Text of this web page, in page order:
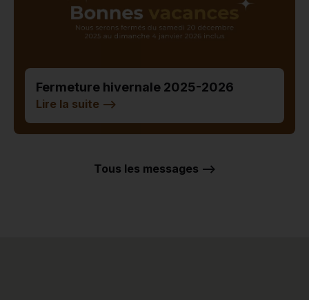
Fermeture hivernale 2025-2026
Lire la suite -->
Tous les messages -->